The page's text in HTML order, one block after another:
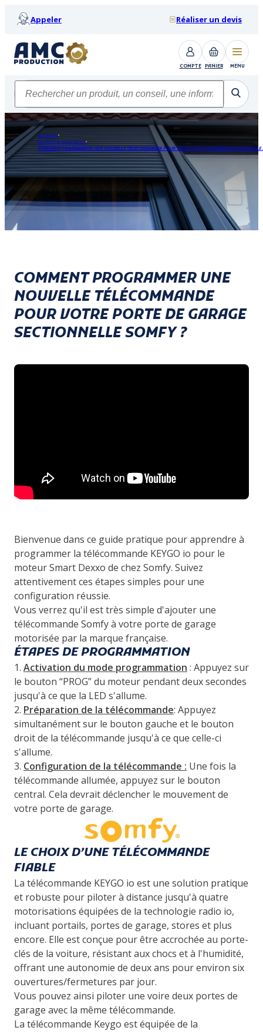
Appeler Réaliser un devis
COMPTE PANIER MENU
ACCUEIL
GUIDES & CONSEILS
COMMENT PROGRAMMER UNE NOUVELLE TÉLÉCOMMANDE POUR VOTRE PORTE DE GARAGE SECTIONNELLE
COMMENT PROGRAMMER UNE
NOUVELLE TÉLÉCOMMANDE
POUR VOTRE PORTE DE GARAGE
SECTIONNELLE SOMFY ?
Bienvenue dans ce guide pratique pour apprendre à
programmer la télécommande KEYGO io pour le
moteur Smart Dexxo de chez Somfy. Suivez
attentivement ces étapes simples pour une
configuration réussie.
Vous verrez qu'il est très simple d'ajouter une
télécommande Somfy à votre porte de garage
motorisée par la marque française.
ÉTAPES DE PROGRAMMATION
1. Activation du mode programmation : Appuyez sur
le bouton “PROG” du moteur pendant deux secondes
jusqu'à ce que la LED s'allume.
2. Préparation de la télécommande: Appuyez
simultanément sur le bouton gauche et le bouton
droit de la télécommande jusqu'à ce que celle-ci
s'allume.
3. Configuration de la télécommande : Une fois la
télécommande allumée, appuyez sur le bouton
central. Cela devrait déclencher le mouvement de
votre porte de garage.
LE CHOIX D’UNE TÉLÉCOMMANDE
FIABLE
La télécommande KEYGO io est une solution pratique
et robuste pour piloter à distance jusqu'à quatre
motorisations équipées de la technologie radio io,
incluant portails, portes de garage, stores et plus
encore. Elle est conçue pour être accrochée au porte-
clés de la voiture, résistant aux chocs et à l'humidité,
offrant une autonomie de deux ans pour environ six
ouvertures/fermetures par jour.
Vous pouvez ainsi piloter une voire deux portes de
garage avec la même télécommande.
La télécommande Keygo est équipée de la